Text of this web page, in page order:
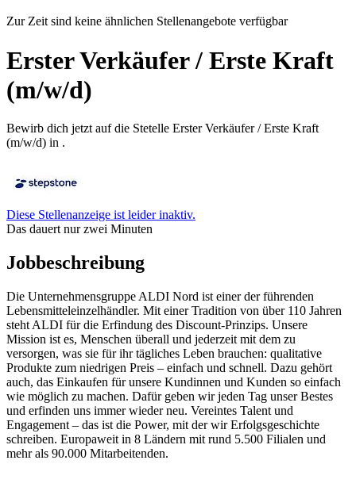
Zur Zeit sind keine ähnlichen Stellenangebote verfügbar
Erster Verkäufer / Erste Kraft
(m/w/d)
Bewirb dich jetzt auf die Stetelle Erster Verkäufer / Erste Kraft
(m/w/d) in .
Diese Stellenanzeige ist leider inaktiv.
Das dauert nur zwei Minuten
Jobbeschreibung
Die Unternehmensgruppe ALDI Nord ist einer der führenden
Lebensmitteleinzelhändler. Mit einer Tradition von über 110 Jahren
steht ALDI für die Erfindung des Discount-Prinzips. Unsere
Mission ist es, Menschen überall und jederzeit mit dem zu
versorgen, was sie für ihr tägliches Leben brauchen: qualitative
Produkte zum niedrigen Preis – einfach und schnell. Dazu gehört
auch, das Einkaufen für unsere Kundinnen und Kunden so einfach
wie möglich zu machen. Dafür geben wir jeden Tag unser Bestes
und erfinden uns immer wieder neu. Vereintes Talent und
Engagement – das ist die Power, mit der wir Erfolgsgeschichte
schreiben. Europaweit in 8 Ländern mit rund 5.500 Filialen und
mehr als 90.000 Mitarbeitenden.